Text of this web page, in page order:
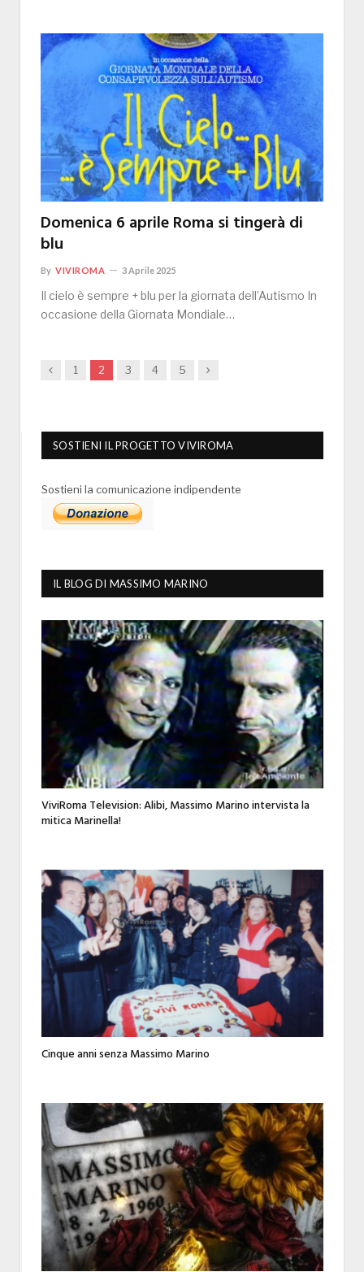
Domenica 6 aprile Roma si tingerà di
blu
By VIVIROMA 3 Aprile 2025
Il cielo è sempre + blu per la giornata dell’Autismo In
occasione della Giornata Mondiale…
Previous
1 2 3 4 5 Next
SOSTIENI IL PROGETTO VIVIROMA
Sostieni la comunicazione indipendente
IL BLOG DI MASSIMO MARINO
ViviRoma Television: Alibi, Massimo Marino intervista la
mitica Marinella!
Cinque anni senza Massimo Marino